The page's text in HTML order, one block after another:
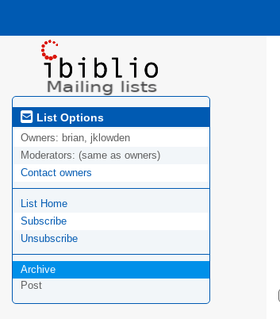
List Options
Owners: brian, jklowden
Moderators: (same as owners)
Contact owners
List Home
Subscribe
Unsubscribe
Archive
Post